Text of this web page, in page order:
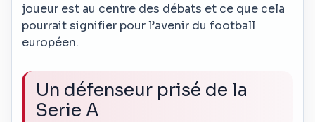
joueur est au centre des débats et ce que cela
pourrait signifier pour l’avenir du football
européen.
Un défenseur prisé de la
Serie A